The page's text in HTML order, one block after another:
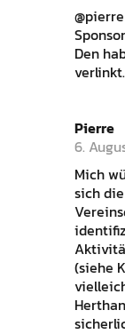
Den
verlinkt.
Pierre
6.
Mich
sich
(siehe